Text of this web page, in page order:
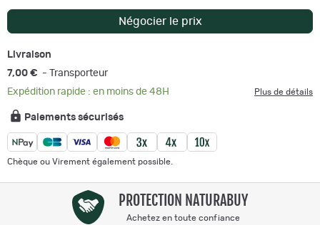
Négocier le prix
Livraison
7,00 € - Transporteur
Expédition rapide : en moins de 48H
Plus de détails
Paiements sécurisés
Chèque ou Virement également possible.
PROTECTION NATURABUY
Achetez en toute confiance